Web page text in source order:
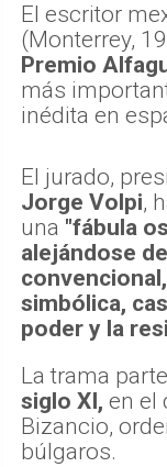
El escritor
(Monterrey,
Premio
más
inédita en
El jurado,
Jorge Volpi,
una "fábula
alejándose
simbólica,
poder y la
La trama
siglo XI, en el
Bizancio,
búlgaros.